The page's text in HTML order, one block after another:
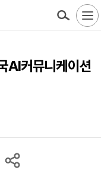
AI커뮤니케이션